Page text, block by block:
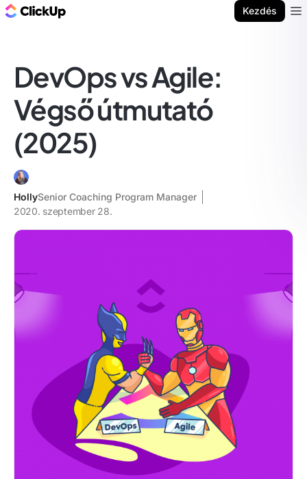
Kezdés
DevOps vs Agile:
Végső útmutató
(2025)
HollySenior Coaching Program Manager
2020. szeptember 28.